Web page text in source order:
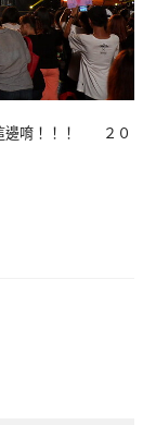
邊唷！！！ ２０